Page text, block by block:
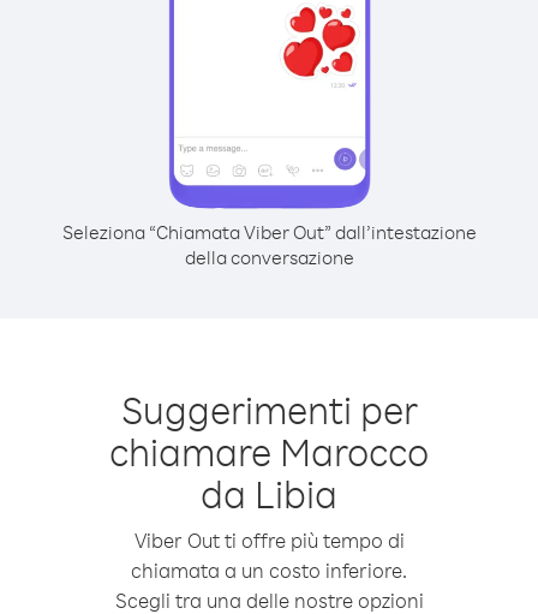
Seleziona “Chiamata Viber Out” dall’intestazione
della conversazione
Suggerimenti per
chiamare Marocco
da Libia
Viber Out ti offre più tempo di
chiamata a un costo inferiore.
Scegli tra una delle nostre opzioni